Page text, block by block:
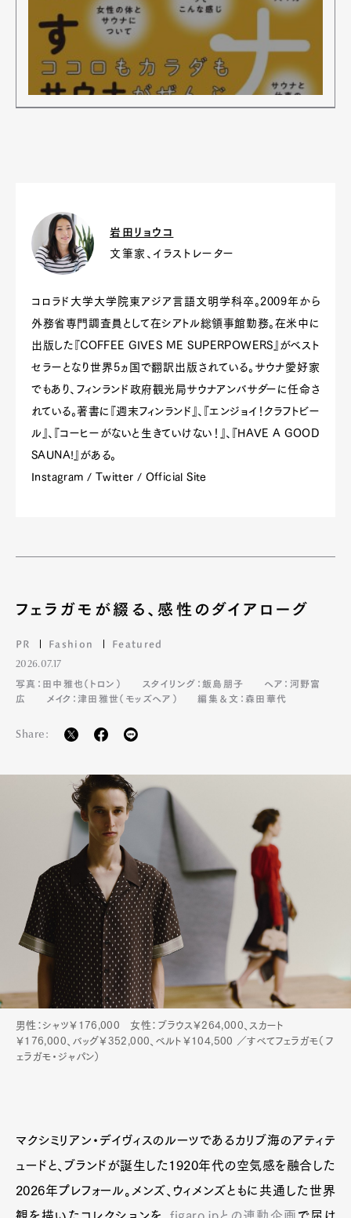
Pen Membership
Magazine
Official Columnist
About
岩田リョウコ
文筆家、イラストレーター
コロラド大学大学院東アジア言語文明学科卒。2009年から
外務省専門調査員として在シアトル総領事館勤務。在米中に
出版した『COFFEE GIVES ME SUPERPOWERS』がベスト
セラーとなり世界5ヵ国で翻訳出版されている。サウナ愛好家
でもあり、フィンランド政府観光局サウナアンバサダーに任命さ
れている。著書に『週末フィンランド』、『エンジョイ！クラフトビー
ル』、『コーヒーがないと生きていけない！』、『HAVE A GOOD
SAUNA!』がある。
Instagram / Twitter / Official Site
フェラガモが綴る、感性のダイアローグ
PR Fashion Featured
2026.07.17
写真：田中雅也（トロン）
スタイリング：飯島朋子
ヘア：河野富
広
メイク：津田雅世（モッズヘア） 編集＆文：森田華代
Share:
男性：シャツ￥176,000 女性：ブラウス￥264,000、スカート
￥176,000、バッグ￥352,000、ベルト￥104,500 ／すべてフェラガモ（フ
ェラガモ・ジャパン）
マクシミリアン・デイヴィスのルーツであるカリブ海のアティテ
ュードと、ブランドが誕生した1920年代の空気感を融合した
2026年プレフォール。メンズ、ウィメンズともに共通した世界